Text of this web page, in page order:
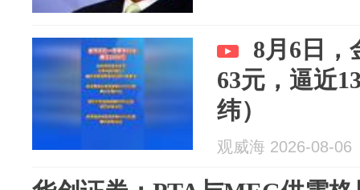
8月6日，
63元，逼近
纬）
观威海 2026-08-06